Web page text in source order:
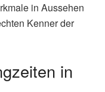
in Aussehen
Kenner der
in